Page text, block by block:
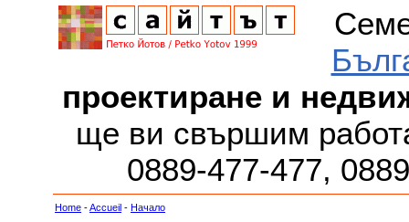
проектиране и
ще ви свършим
0889-477-477,
Home -Accueil - Начало